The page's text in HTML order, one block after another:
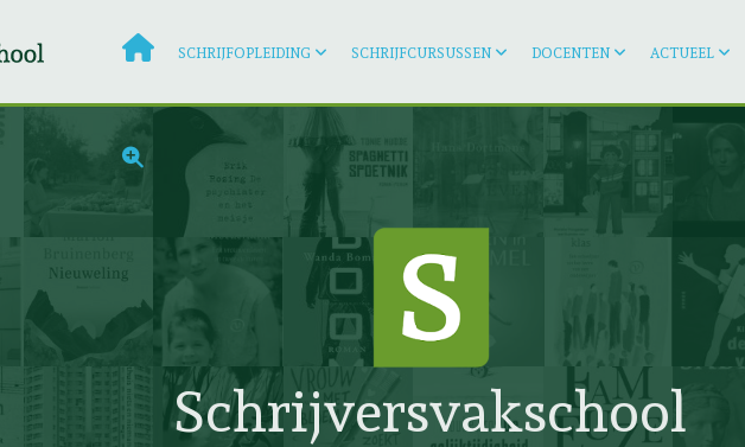
SCHRIJFOPLEIDING SCHRIJFCURSUSSEN DOCENTEN ACTUEEL
Schrijversvakschool